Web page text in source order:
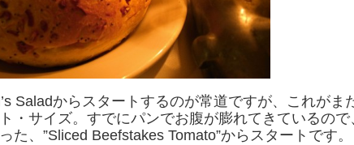
Saladからスタートするのが常道ですが、これがま
・サイズ。すでにパンでお腹が膨れてきているの
た、”Sliced Beefstakes Tomato”からスタートです。